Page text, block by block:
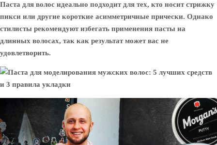
Паста для волос идеально подходит для тех, кто носит стрижку
пикси или другие короткие асимметричные прически. Однако
стилисты рекомендуют избегать применения пасты на
длинных волосах, так как результат может вас не
удовлетворить.